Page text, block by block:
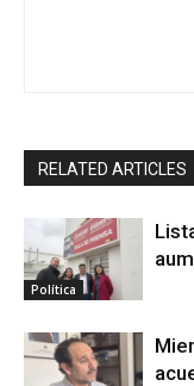
RELATED ARTICLES
Política